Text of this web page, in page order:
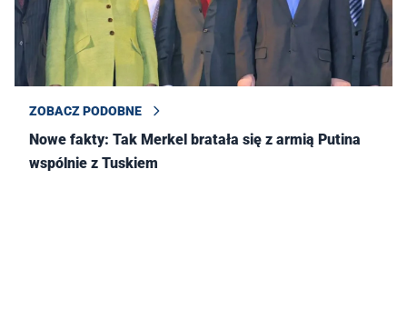
ZOBACZ PODOBNE
Nowe fakty: Tak Merkel bratała się z armią Putina
wspólnie z Tuskiem